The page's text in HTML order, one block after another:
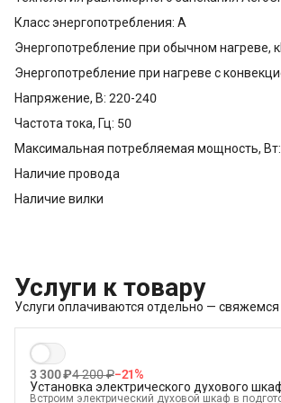
Класс энергопотребления: A
Энергопотребление при обычном нагреве,
Энергопотребление при нагреве с
Напряжение, В: 220-240
Частота тока, Гц: 50
Максимальная потребляемая мощность,
Наличие провода
Наличие вилки
Услуги к товару
Услуги оплачиваются отдельно —
3 300 ₽4 200 ₽−21%
Установка электрического духового
Встроим электрический духовой шкаф в